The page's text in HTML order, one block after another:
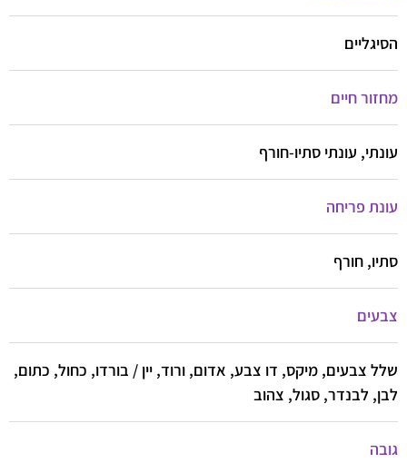
הסיגליים
מחזור חיים
עונתי, עונתי סתיו-חורף
עונת פריחה
סתיו, חורף
צבעים
שלל צבעים, מיקס, דו צבע, אדום, ורוד, יין / בורדו, כחול, כתום,
לבן, לבנדר, סגול, צהוב
גובה